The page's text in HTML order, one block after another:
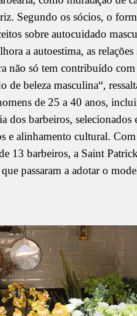
Segundo os sócios, o
sobre autocuidado
a autoestima, as
não só tem contribuído
de beleza masculina“,
de 25 a 40 anos,
dos barbeiros,
e alinhamento cultural.
13 barbeiros, a Saint
passaram a adotar o